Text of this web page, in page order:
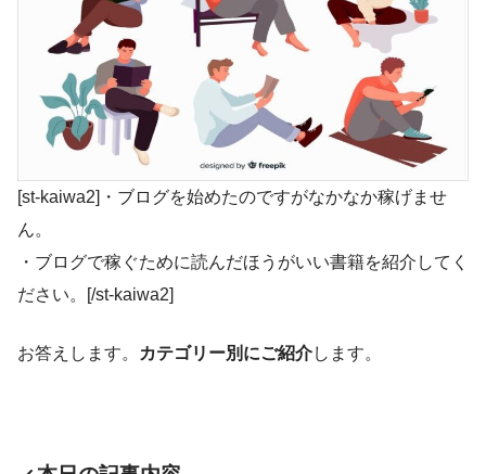
[st-kaiwa2]・ブログを始めたのですがなかなか稼げませ
ん。
・ブログで稼ぐために読んだほうがいい書籍を紹介してく
ださい。[/st-kaiwa2]
お答えします。 カテゴリー別にご紹介します。